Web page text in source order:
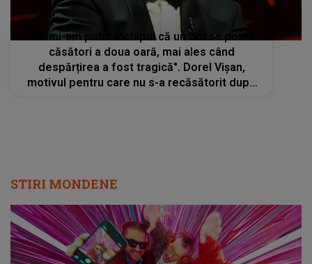
"Nu mi-am putut închipui că un om se poate
căsători a doua oară, mai ales când
despărțirea a fost tragică". Dorel Vișan,
motivul pentru care nu s-a recăsătorit după
STIRI MONDENE